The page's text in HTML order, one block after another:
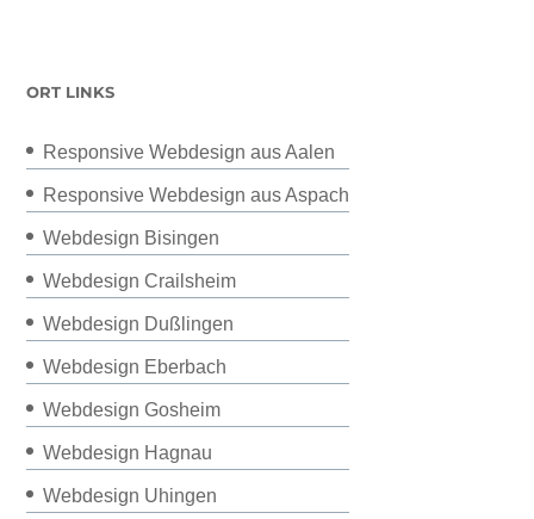
ORT LINKS
Responsive Webdesign aus Aalen
Responsive Webdesign aus Aspach
Webdesign Bisingen
Webdesign Crailsheim
Webdesign Dußlingen
Webdesign Eberbach
Webdesign Gosheim
Webdesign Hagnau
Webdesign Uhingen